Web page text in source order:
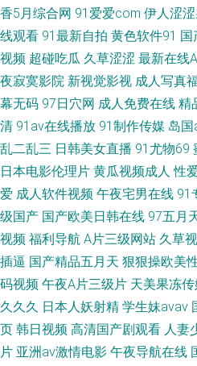
香5月综合网 91爱爱com 伊人涩
线观看 91最新自拍 黄色软件91 国
视频 超碰吃瓜 久草涩涩 最新在线
夜寂寞影院 新视觉影视 成人写真
幕无码 97日穴网 成人免费在线 精
清 91av在线播放 91制作传媒 岛
乱二乱三 日韩美女直播 91尤物69
日本电影伦理片 黄瓜视频成人 性
爱 成人软件视频 午夜宅男在线 91
级国产 国产欧美日韩在线 97五月
视频 福利导航 A片三级网站 久草
插逼 国产精品五月天 狠狠操欧美
码视频 午夜A片三级片 天美果冻
久久久 日本人妖射精 学生妹avav
页 韩日视频 高清国产剧观看 人妻
片 亚洲av激情电影 午夜导航在线